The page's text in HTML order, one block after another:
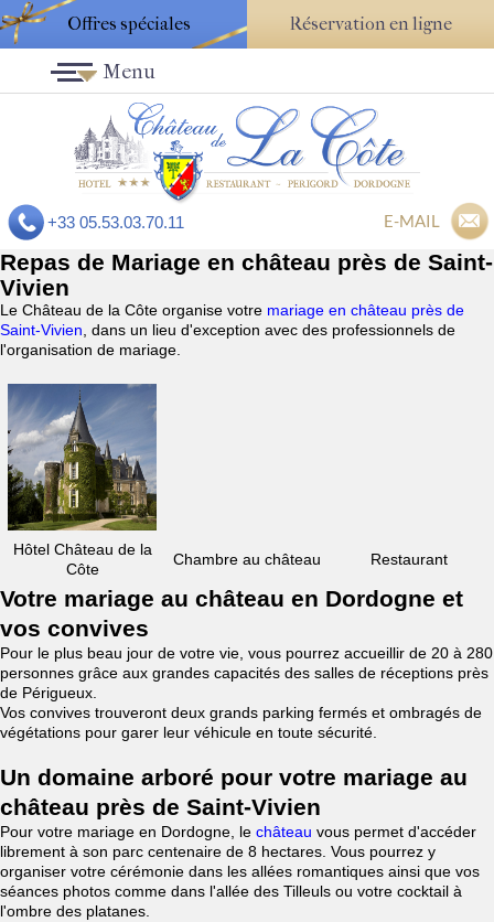
Offres spéciales Réservation en ligne
+33 05.53.03.70.11 E-MAIL
Menu
Repas de Mariage en château près de Saint-
Vivien
Le Château de la Côte organise votre mariage en château près de
Saint-Vivien , dans un lieu d'exception avec des professionnels de
l'organisation de mariage.
Hôtel Château de la
Côte
Chambre au château Restaurant
Votre mariage au château en Dordogne et
vos convives
Pour le plus beau jour de votre vie, vous pourrez accueillir de 20 à 280
personnes grâce aux grandes capacités des salles de réceptions près
de Périgueux.
Vos convives trouveront deux grands parking fermés et ombragés de
végétations pour garer leur véhicule en toute sécurité.
Un domaine arboré pour votre mariage au
château près de Saint-Vivien
Pour votre mariage en Dordogne, le château vous permet d'accéder
librement à son parc centenaire de 8 hectares. Vous pourrez y
organiser votre cérémonie dans les allées romantiques ainsi que vos
séances photos comme dans l'allée des Tilleuls ou votre cocktail à
l'ombre des platanes.